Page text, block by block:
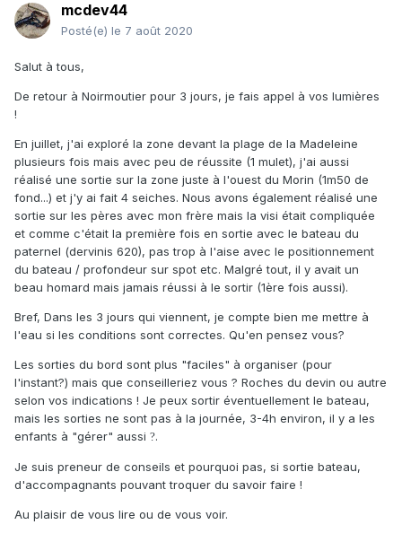
mcdev44
Posté(e) le 7 août 2020
Salut à tous,
De retour à Noirmoutier pour 3 jours, je fais appel à vos lumières
!
En juillet, j'ai exploré la zone devant la plage de la Madeleine
plusieurs fois mais avec peu de réussite (1 mulet), j'ai aussi
réalisé une sortie sur la zone juste à l'ouest du Morin (1m50 de
fond...) et j'y ai fait 4 seiches. Nous avons également réalisé une
sortie sur les pères avec mon frère mais la visi était compliquée
et comme c'était la première fois en sortie avec le bateau du
paternel (dervinis 620), pas trop à l'aise avec le positionnement
du bateau / profondeur sur spot etc. Malgré tout, il y avait un
beau homard mais jamais réussi à le sortir (1ère fois aussi).
Bref, Dans les 3 jours qui viennent, je compte bien me mettre à
l'eau si les conditions sont correctes. Qu'en pensez vous?
Les sorties du bord sont plus "faciles" à organiser (pour
l'instant?) mais que conseilleriez vous ? Roches du devin ou autre
selon vos indications ! Je peux sortir éventuellement le bateau,
mais les sorties ne sont pas à la journée, 3-4h environ, il y a les
enfants à "gérer" aussi ?.
Je suis preneur de conseils et pourquoi pas, si sortie bateau,
d'accompagnants pouvant troquer du savoir faire !
Au plaisir de vous lire ou de vous voir.